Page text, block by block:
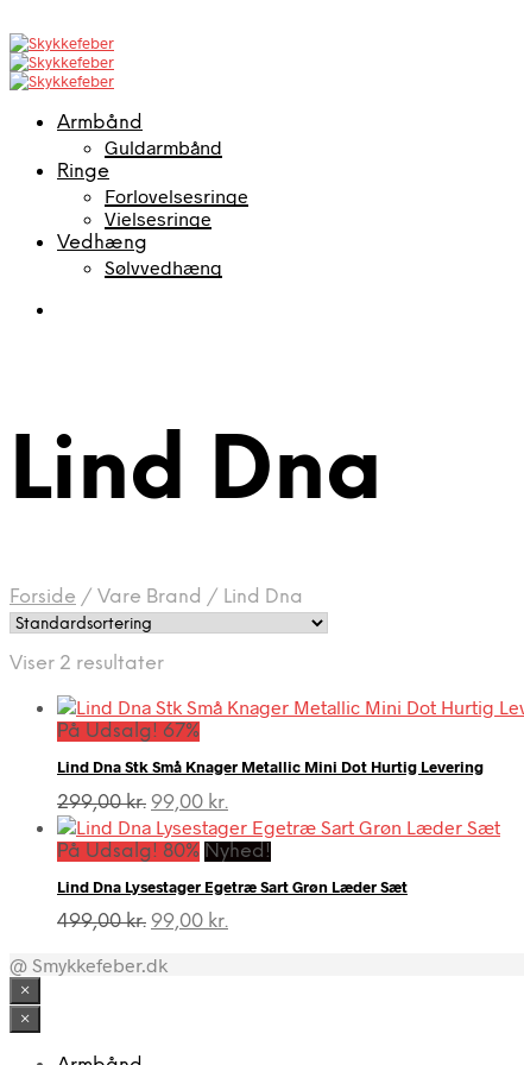
Armbånd
Guldarmbånd
Ringe
Forlovelsesringe
Vielsesringe
Vedhæng
Sølvvedhæng
Lind Dna
Forside / Vare Brand / Lind Dna
Viser 2 resultater
På Udsalg! 67%
Lind Dna Stk Små Knager Metallic Mini Dot Hurtig Levering
299,00kr. Den
oprindelige
pris
299,00 kr..
99,00 kr.
aktuelle
pris
99,00 kr..
På Udsalg! 80% Nyhed!
Lind Dna Lysestager Egetræ Sart Grøn Læder Sæt
499,00kr. Den
pris
99,00 kr.
@ Smykkefeber.dk
×
×